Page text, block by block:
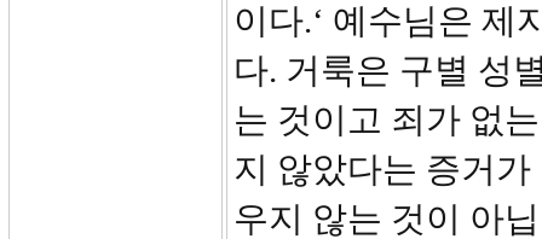
이다.‘ 예수님은 제
다. 거룩은 구별 성
는 것이고 죄가 없
지 않았다는 증거
우지 않는 것이 아